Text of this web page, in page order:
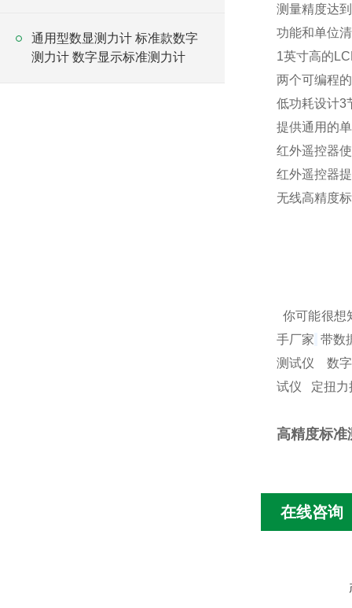
通用型数显测力计 标准款数字
测力计 数字显示标准测力计
测量精度达
功能和单位
1英寸高的
两个可编程
低功耗设计3
提供通用的
红外遥控器
红外遥控器
无线高精度
你可能很想
手厂家 带数
测试仪 数
试仪
定扭
高精度标准
在线咨询